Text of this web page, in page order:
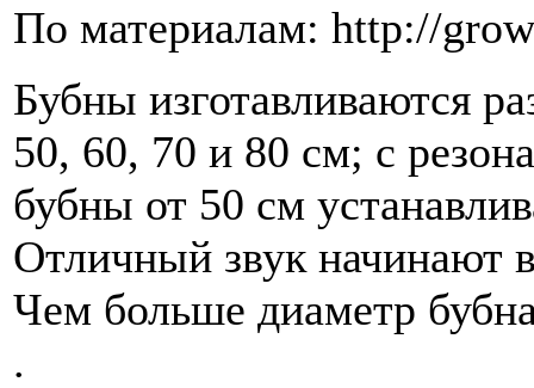
По материалам: http://
Бубны изготавливаются
50, 60, 70 и 80 см; с
бубны от 50 см
Отличный звук начинают
Чем больше диаметр
.